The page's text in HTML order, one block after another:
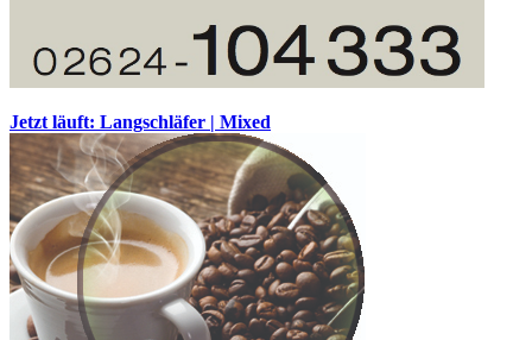
Jetzt läuft: Langschläfer | Mixed